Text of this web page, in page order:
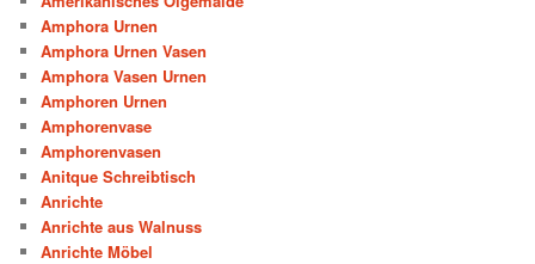
Amphora Urnen
Amphora Urnen Vasen
Amphora Vasen Urnen
Amphoren Urnen
Amphorenvase
Amphorenvasen
Anitque Schreibtisch
Anrichte
Anrichte aus Walnuss
Anrichte Möbel